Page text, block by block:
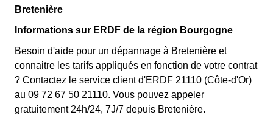
Bretenière
Informations sur ERDF de la région Bourgogne
Besoin d'aide pour un dépannage à Bretenière et
connaitre les tarifs appliqués en fonction de votre contrat
? Contactez le service client d'ERDF 21110 (Côte-d'Or)
au 09 72 67 50 21110. Vous pouvez appeler
gratuitement 24h/24, 7J/7 depuis Bretenière.